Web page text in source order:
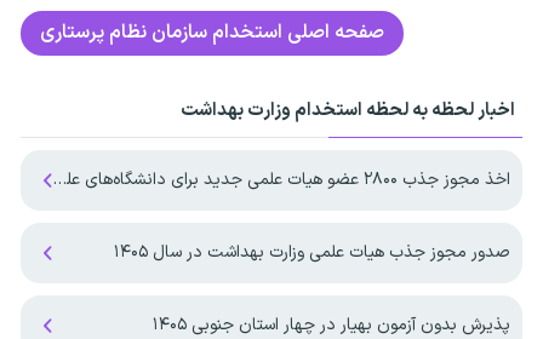
صفحه اصلی استخدام سازمان نظام پرستاری
اخبار لحظه به لحظه استخدام وزارت بهداشت
اخذ مجوز جذب ۲۸۰۰ عضو هیات علمی جدید برای دانشگاه‌های علوم پزشکی
صدور مجوز جذب هیات علمی وزارت بهداشت در سال ۱۴۰۵
پذیرش بدون آزمون بهیار در چهار استان جنوبی ۱۴۰۵